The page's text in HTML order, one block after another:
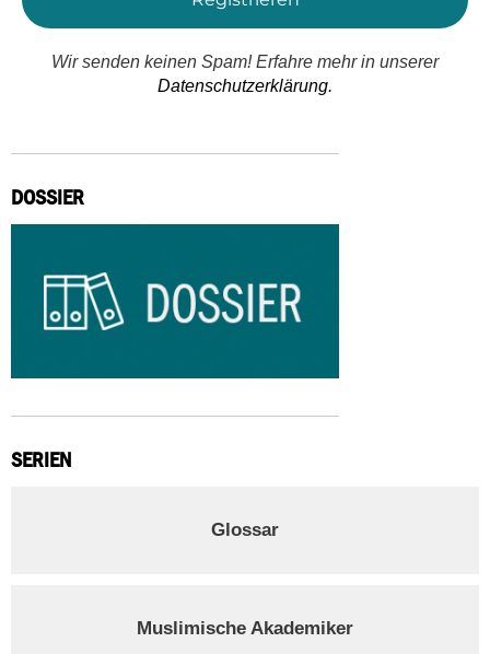
Wir senden keinen Spam! Erfahre mehr in unserer
Datenschutzerklärung.
DOSSIER
SERIEN
Glossar
Muslimische Akademiker